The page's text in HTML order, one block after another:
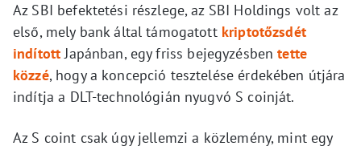
Az SBI befektetési részlege, az SBI Holdings volt az
első, mely bank által támogatott kriptotőzsdét
indítottJapánban, egy friss bejegyzésbentette
közzé, hogy a koncepció tesztelése érdekében útjára
indítja a DLT-technológián nyugvó S coinját.
Az S coint csak úgy jellemzi a közlemény, mint egy